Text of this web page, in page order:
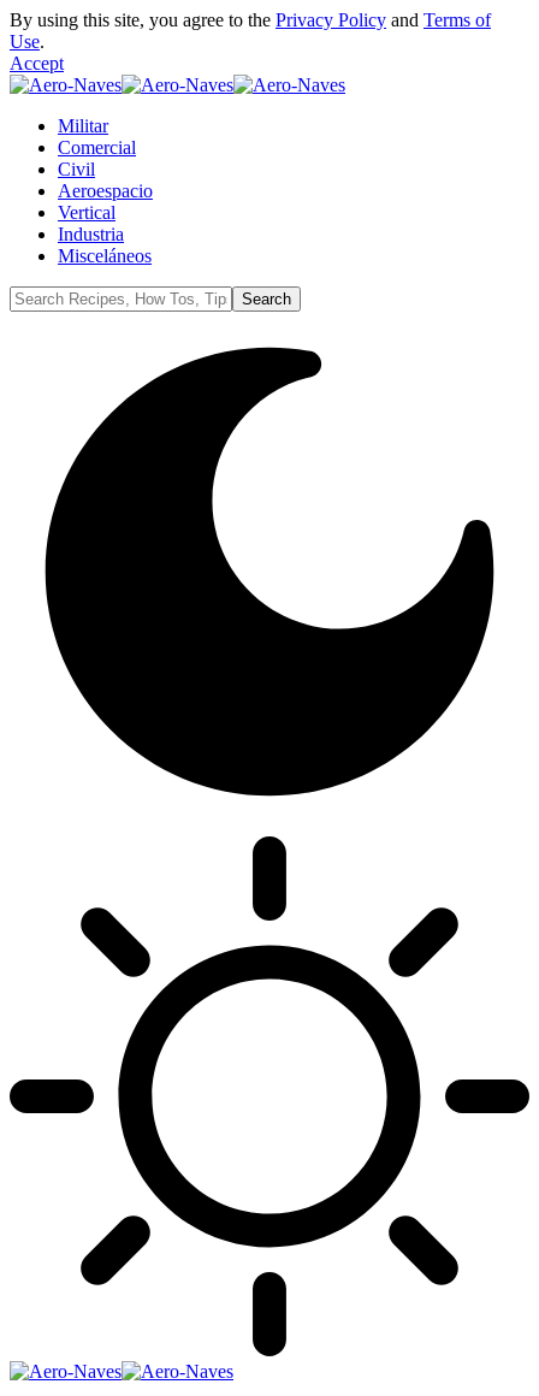
By using this site, you agree to the Privacy Policy and Terms of
Use.
Accept
Militar
Comercial
Civil
Aeroespacio
Vertical
Industria
Misceláneos